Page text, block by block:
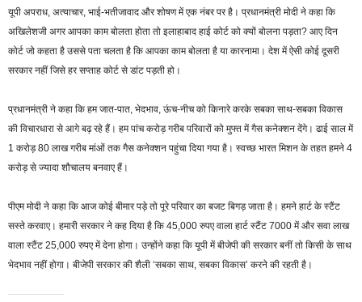
यूपी अपराध, अत्याचार, भाई-भतीजावाद और शोषण में एक नंबर पर है। प्रधानमंत्री मोदी ने कहा कि
अखिलेशजी अगर आपका काम बोलता होता तो इलाहाबाद हाई कोर्ट को क्यों बोलना पड़ता? आए दिन
कोर्ट जो कहता है उससे पता चलता है कि आपका काम बोलता है या कारनामा। देश में ऐसी कोई दूसरी
सरकार नहीं जिसे हर सप्ताह कोर्ट से डांट पड़ती हो।
प्रधानमंत्री ने कहा कि हम जात-पात, भेदभाव, ऊंच-नीच को किनारे करके सबका साथ-सबका विकास
की विचारधारा से आगे बढ़ रहे हैं। हम पांच करोड़ गरीब परिवारों को मुफ्त में गैस कनेक्शन देंगे। ढाई साल में
1 करोड़ 80 लाख गरीब मांओं तक गैस कनेक्शन पहुंचा दिया गया है। स्वच्छ भारत मिशन के तहत हमने 4
करोड़ से ज्यादा शौचालय बनवाए हैं।
पीएम मोदी ने कहा कि आज कोई बीमार पड़े तो पूरे परिवार का बजट बिगड़ जाता है। हमने हार्ट के स्टैंट
सस्ते करवाए। हमारी सरकार ने कह दिया है कि 45,000 रुपए वाला हार्ट स्टैंट 7000 में और सवा लाख
वाला स्टैंट 25,000 रुपए में देना होगा। उन्होंने कहा कि यूपी में बीजेपी की सरकार बनीं तो किसी के साथ
भेदभाव नहीं होगा। बीजेपी सरकार की शैली ‘सबका साथ, सबका विकास’ करने की रहती है।